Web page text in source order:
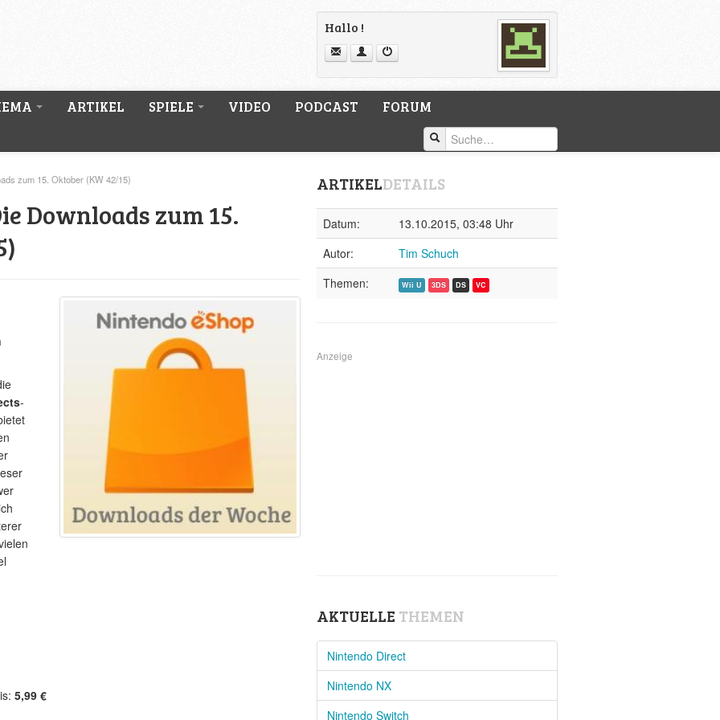
Hallo !
ARTIKEL SPIELE VIDEO PODCAST FORUM
zum 15. Oktober (KW 42/15)
Downloads zum 15.
-
5,99 €
ARTIKELDETAILS
Datum:
13.10.2015, 03:48 Uhr
Autor:
Tim Schuch
Themen:
Wii U 3DS DS VC
Anzeige
AKTUELLE THEMEN
Nintendo Direct
Nintendo NX
Nintendo Switch